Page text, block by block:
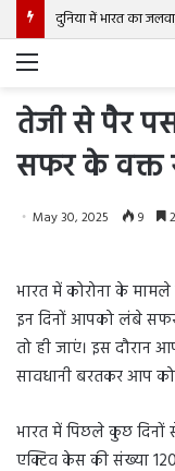
दुनिया में भारत का
Menu
तेजी से पैर
सफर के वक्त
May 30, 2025 9
भारत में कोरोना के
इन द‍िनों आपको लंबे
तो ही जाएं। इस दौरान
सावधानी बरतकर आप
भारत में पि‍छले कुछ द‍िनों
एक्टिव केस की संख्या